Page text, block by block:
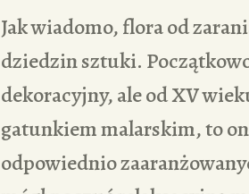
Jak wiadomo, flora od
dziedzin sztuki.
dekoracyjny, ale od XV
gatunkiem malarskim, to
odpowiednio